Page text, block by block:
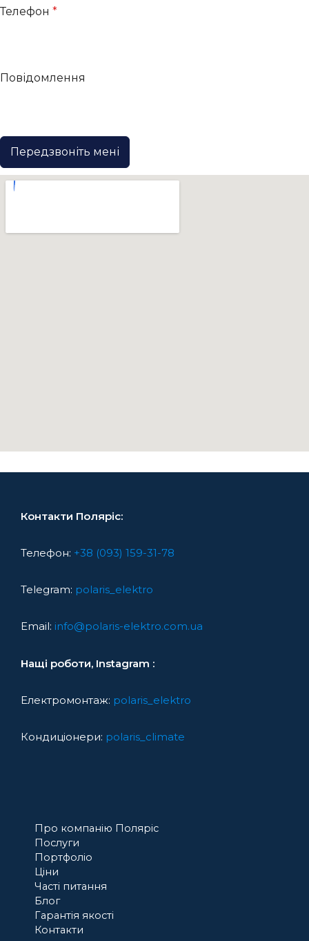
Телефон *
Повідомлення
Передзвоніть мені
Контакти Поляріс:
Телефон: +38 (093) 159-31-78
Telegram: polaris_elektro
Email: info@polaris-elektro.com.ua
Нащі роботи, Instagram :
Електромонтаж: polaris_elektro
Кондиціонери: polaris_climate
Про компанію Поляріс
Послуги
Портфоліо
Ціни
Часті питання
Блог
Гарантія якості
Контакти